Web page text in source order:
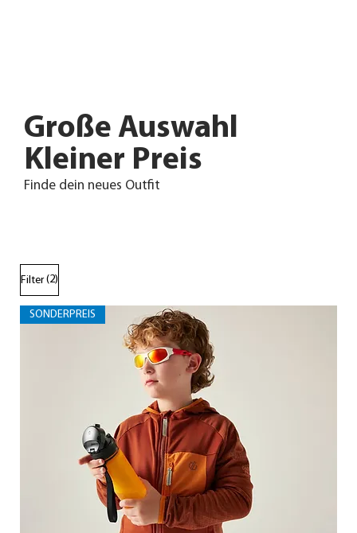
Filter (2)
SONDERPREIS
Große Auswahl
Kleiner Preis
Finde dein neues Outfit